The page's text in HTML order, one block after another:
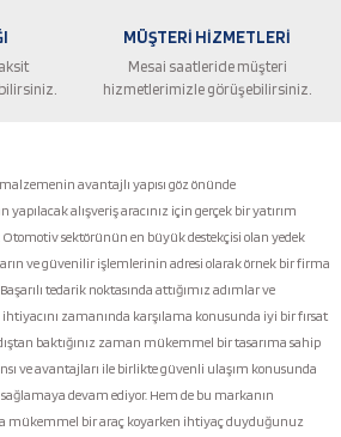
Gönder
MÜŞTERİ HİZMETLERİ
Mesai saatleride müşteri
hizmetlerimizle görüşebilirsiniz.
avantajlı yapısı göz önünde
alışveriş aracınız için gerçek bir yatırım
sektörünün en büyük destekçisi olan yedek
ve güvenilir işlemlerinin adresi olarak örnek bir firma
tedarik noktasında attığımız adımlar ve
ihtiyacını zamanında karşılama konusunda iyi bir fırsat
baktığınız zaman mükemmel bir tasarıma sahip
ve avantajları ile birlikte güvenli ulaşım konusunda
devam ediyor. Hem de bu markanın
mükemmel bir araç koyarken ihtiyaç duyduğunuz